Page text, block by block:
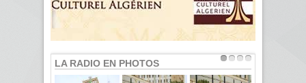
LA RADIO EN PHOTOS